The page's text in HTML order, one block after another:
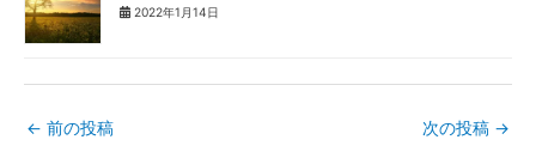
2022年1月14日
← 前の投稿 次の投稿 →